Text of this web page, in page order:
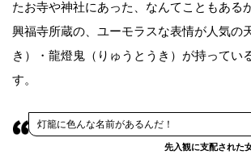
たお寺や神社にあった、なんてこともある
興福寺所蔵の、ユーモラスな表情が人気の
き）・龍燈鬼（りゅうとうき）が持ってい
す。
灯籠に色んな名前があるんだ！
先入観に支配された